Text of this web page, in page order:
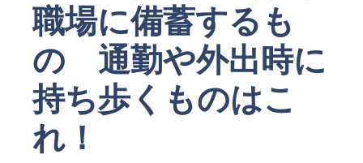
職場に備蓄するも
の 通勤や外出時に
持ち歩くものはこ
れ！